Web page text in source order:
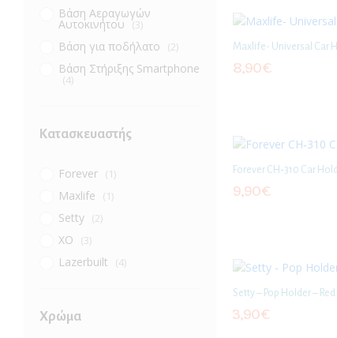
Maxlife- Universal Car
8,90€
Forever CH‑310 Car
9,90€
Setty – Pop Holder – Red
3,90€
Βάση Αεραγωγών
Αυτοκινήτου (3)
Βάση για ποδήλατο (2)
Βάση Στήριξης Smartphone
(4)
Κατασκευαστής
Forever (1)
Maxlife (1)
Setty (2)
XO (3)
Lazerbuilt (4)
Χρώμα